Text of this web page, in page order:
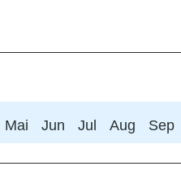
Mai Jun Jul Aug Sep